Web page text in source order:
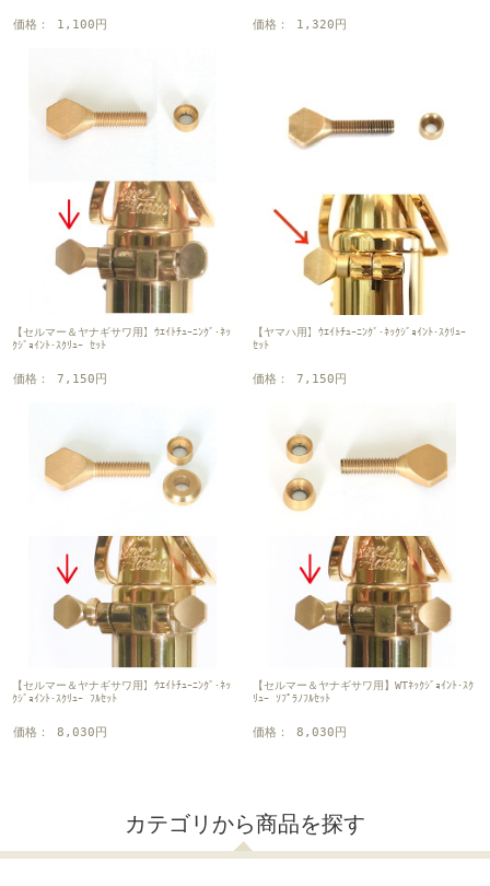
価格： 1,100円 価格： 1,320円
【セルマー＆ヤナギサワ用】ｳｴｲﾄﾁｭｰﾆﾝｸﾞ･ﾈｯ
ｸｼﾞｮｲﾝﾄ･ｽｸﾘｭｰ ｾｯﾄ
価格： 7,150円
【ヤマハ用】ｳｴｲﾄﾁｭｰﾆﾝｸﾞ･ﾈｯｸｼﾞｮｲﾝﾄ･ｽｸﾘｭｰ
ｾｯﾄ
価格： 7,150円
【セルマー＆ヤナギサワ用】ｳｴｲﾄﾁｭｰﾆﾝｸﾞ･ﾈｯ
ｸｼﾞｮｲﾝﾄ･ｽｸﾘｭｰ ﾌﾙｾｯﾄ
価格： 8,030円
【セルマー＆ヤナギサワ用】WTﾈｯｸｼﾞｮｲﾝﾄ･ｽｸ
ﾘｭｰ ｿﾌﾟﾗﾉﾌﾙｾｯﾄ
価格： 8,030円
カテゴリから商品を探す